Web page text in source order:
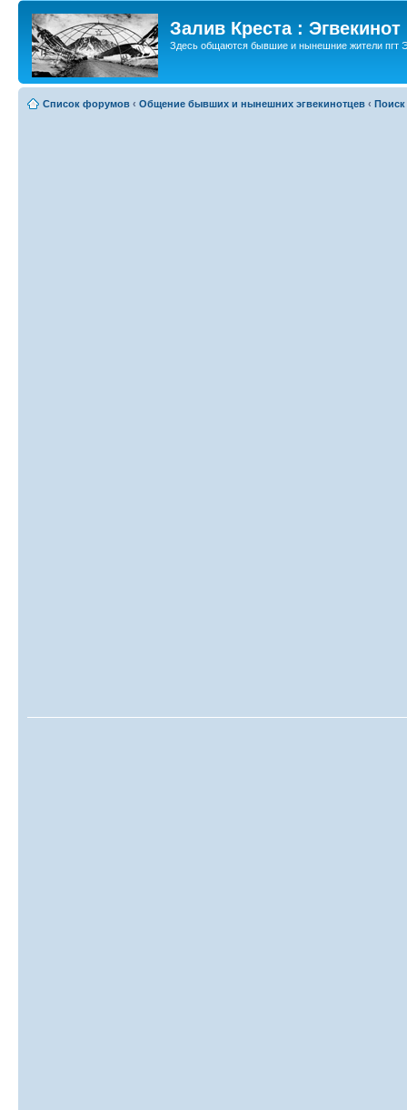
Залив Креста : Эгвекинот
Здесь общаются бывшие и нынешние жители пгт
Список форумов ‹ Общение бывших и нынешних эгвекинотцев ‹ Поиск